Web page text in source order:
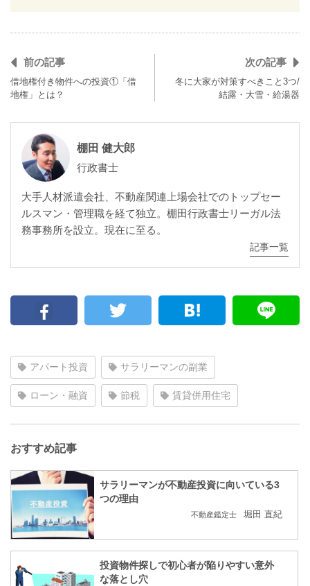
前の記事
借地権付き物件への投資①「借
地権」とは？
次の記事
冬に大家が対策すべきこと3つ/
結露・大雪・給湯器
棚田 健大郎
行政書士
大手人材派遣会社、不動産関連上場会社でのトップセー
ルスマン・管理職を経て独立。棚田行政書士リーガル法
務事務所を設立。現在に至る。
記事一覧
アパート投資 サラリーマンの副業
ローン・融資 節税 賃貸併用住宅
おすすめ記事
サラリーマンが不動産投資に向いている3
つの理由
不動産鑑定士 堀田 直紀
投資物件探しで初心者が陥りやすい意外
な落とし穴